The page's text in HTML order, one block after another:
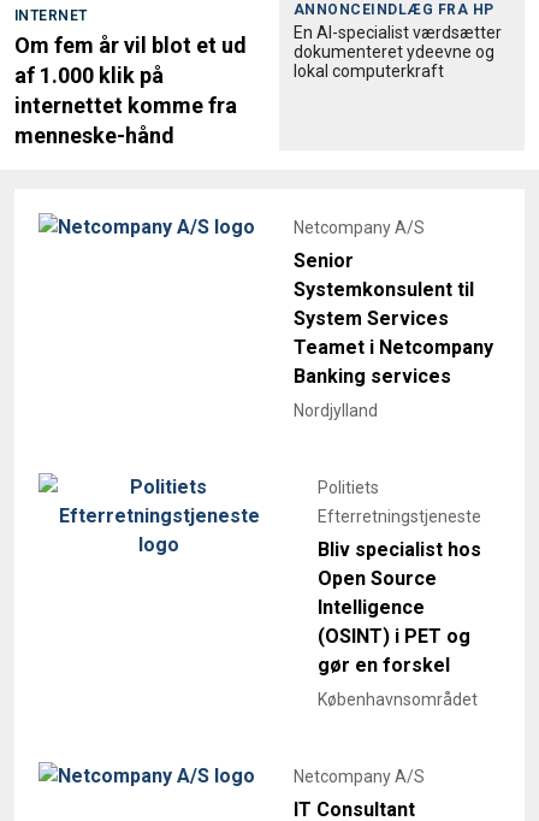
INTERNET
Om fem år vil blot et ud
af 1.000 klik på
internettet komme fra
menneske-hånd
ANNONCEINDLÆG FRA HP
En AI-specialist værdsætter
dokumenteret ydeevne og
lokal computerkraft
Netcompany A/S
Senior
Systemkonsulent til
System Services
Teamet i Netcompany
Banking services
Nordjylland
Politiets
Efterretningstjeneste
Bliv specialist hos
Open Source
Intelligence
(OSINT) i PET og
gør en forskel
Københavnsområdet
Netcompany A/S
IT Consultant